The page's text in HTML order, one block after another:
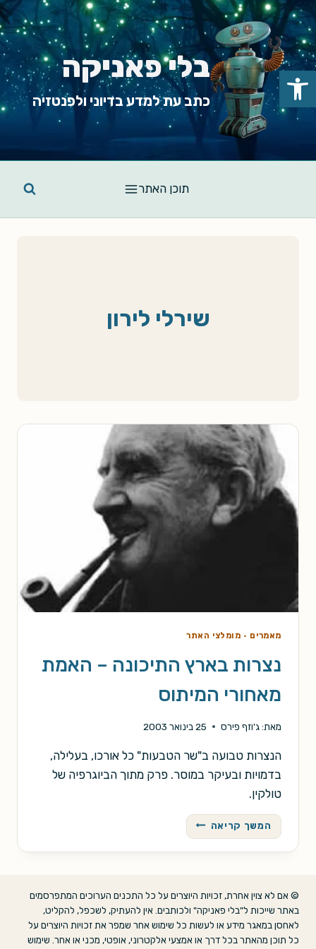
Skip
to
content
בלי פאניקה
כתב עת למדע בדיוני ולפנטזיה
תוכן האתר
שירלי לירון
מאמרים · מומלצי האתר
נצרות בארץ התיכונה – האמת
מאחורי המיתוס
מאת:ג'וזף פירס 25 בינואר 2003
הנצרות טבועה ב"שר הטבעות" כל אורכו, בעלילה,
בדמויות ובעיקר במוסר. פרק מתוך הביוגרפיה של
טולקין.
המשך קריאה נצרות
בארץ
התיכונה
מאחורי
המיתוס
© אם לא צוין אחרת, זכויות היוצרים על כל התכנים הערוכים המתפרסמים
באתר שייכות ל"בלי פאניקה" ולכותבים. אין להעתיק, לשכפל, להקליט,
לאחסן במאגר מידע או לעשות כל שימוש אחר שמפר את זכויות היוצרים על
כל תוכן מהאתר בכל דרך או אמצעי אלקטרוני, אופטי, מכני או אחר. שימוש
פתח סרגל נגישות